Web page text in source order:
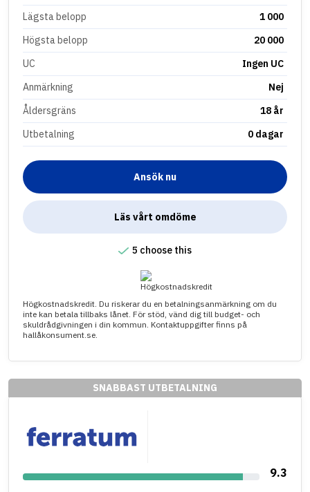
Lägsta belopp
1 000
Högsta belopp
20 000
UC
Ingen UC
Anmärkning
Nej
Åldersgräns
18 år
Utbetalning
0 dagar
Ansök nu
Läs vårt omdöme
5 choose this
Högkostnadskredit. Du riskerar du en betalningsanmärkning om du
inte kan betala tillbaks lånet. För stöd, vänd dig till budget- och
skuldrådgivningen i din kommun. Kontaktuppgifter finns på
hallåkonsument.se.
SNABBAST UTBETALNING
9.3